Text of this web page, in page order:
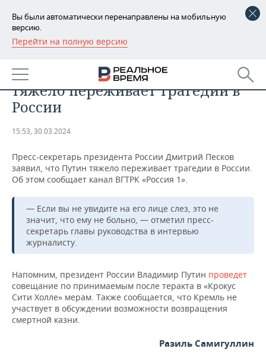
Вы были автоматически перенаправлены на мобильную
версию.
Перейти на полную версию
РЕГИОНЫ
БАШКОРТОСТАН
ТАТАРСТАН
НОВОСТИ
АНАЛИТИКА
ДЕКЛАРАЦИИ О ДОХОДАХ
КОРОЛИ ГОСЗАКАЗА ПФО
ВУЗЫ ТАТАРСТАНА
КОМУ ПРИНАДЛЕЖАТ
ТОРГОВЫЕ ЦЕНТРЫ
ТАТАРСТАНА
НОВОСТИ ЭКОНОМИКИ
ФИНАНСЫ
БАНКИ
БЮДЖЕТ
ПРОМЫШЛЕННОСТЬ
НОВОСТИ
АГРОПРОМ
МАШИНОСТРОЕНИЕ
НЕФТЕХИМИЯ
НЕФТЬ
ОПК
НЕДВИЖИМОСТЬ
НОВОСТИ НЕДВИЖИМОСТИ
АВТО
НОВОСТИ АВТО
БИЗНЕС
РОЗНИЧНАЯ ТОРГОВЛЯ
ТРАНСПОРТ
НОВОСТИ ТЕХНОЛОГИЙ
IT
МЕРОПРИЯТИЯ
НОВОСТИ МЕРОПРИЯТИЙ
СПОРТ
Песков заявил, что Путин
тяжело переживает трагедии в
России
15:53, 30.03.2024
Пресс-секретарь президента России Дмитрий Песков
заявил, что Путин тяжело переживает трагедии в России.
Об этом сообщает канал ВГТРК «Россия 1».
— Если вы не увидите на его лице слез, это не
значит, что ему не больно, — отметил пресс-
секретарь главы руководства в интервью
журналисту.
Напомним, президент России Владимир Путин проведет
совещание по принимаемым после теракта в «Крокус
Сити Холле» мерам. Также сообщается, что Кремль не
участвует в обсуждении возможности возвращения
смертной казни.
Разиль Самигуллин